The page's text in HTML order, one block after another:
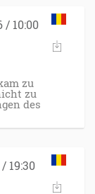
/ 10:00
zu
zu
des
19:30